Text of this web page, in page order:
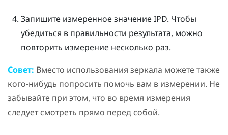
Запишите измеренное значение IPD. Чтобы
убедиться в правильности результата, можно
повторить измерение несколько раз.
Совет: Вместо использования зеркала можете также
кого-нибудь попросить помочь вам в измерении. Не
забывайте при этом, что во время измерения
следует смотреть прямо перед собой.